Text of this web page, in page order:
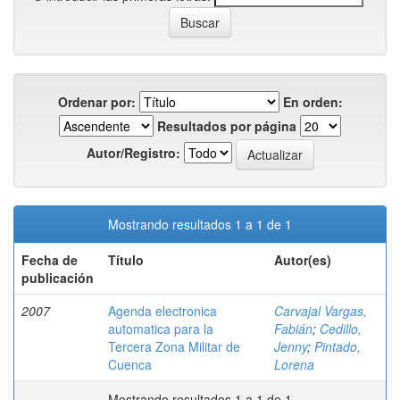
Ordenar por:
En orden:
Resultados por página
Autor/Registro:
Mostrando resultados 1 a 1 de 1
Fecha de
publicación
Título Autor(es)
2007
Agenda electronica
automatica para la
Tercera Zona Militar de
Cuenca
Carvajal Vargas,
Fabián; Cedillo,
Jenny; Pintado,
Lorena